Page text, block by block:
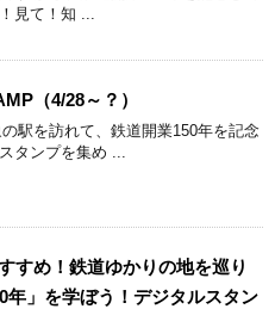
見て！知 ...
（4/28～？）
駅を訪れて、鉄道開業150年を記念
タンプを集め ...
すめ！鉄道ゆかりの地を巡り
年」を学ぼう！デジタルスタン